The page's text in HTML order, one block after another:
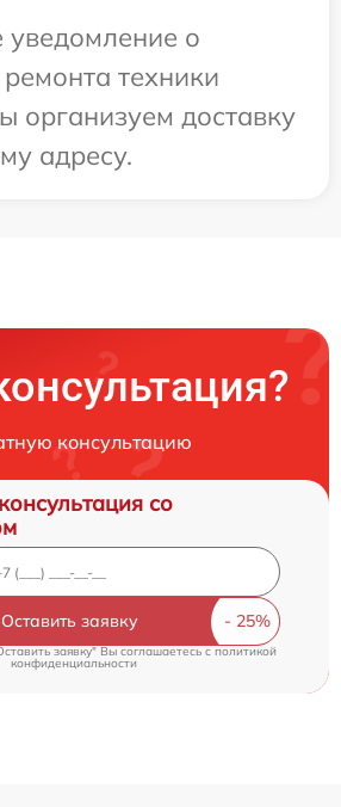
уведомление о
техники
организуем доставку
адресу.
консультацию
со
Оставить заявку
заявку" Вы соглашаетесь cполитикой
конфиденциальности